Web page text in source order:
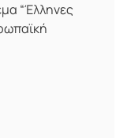
“Έλληνες